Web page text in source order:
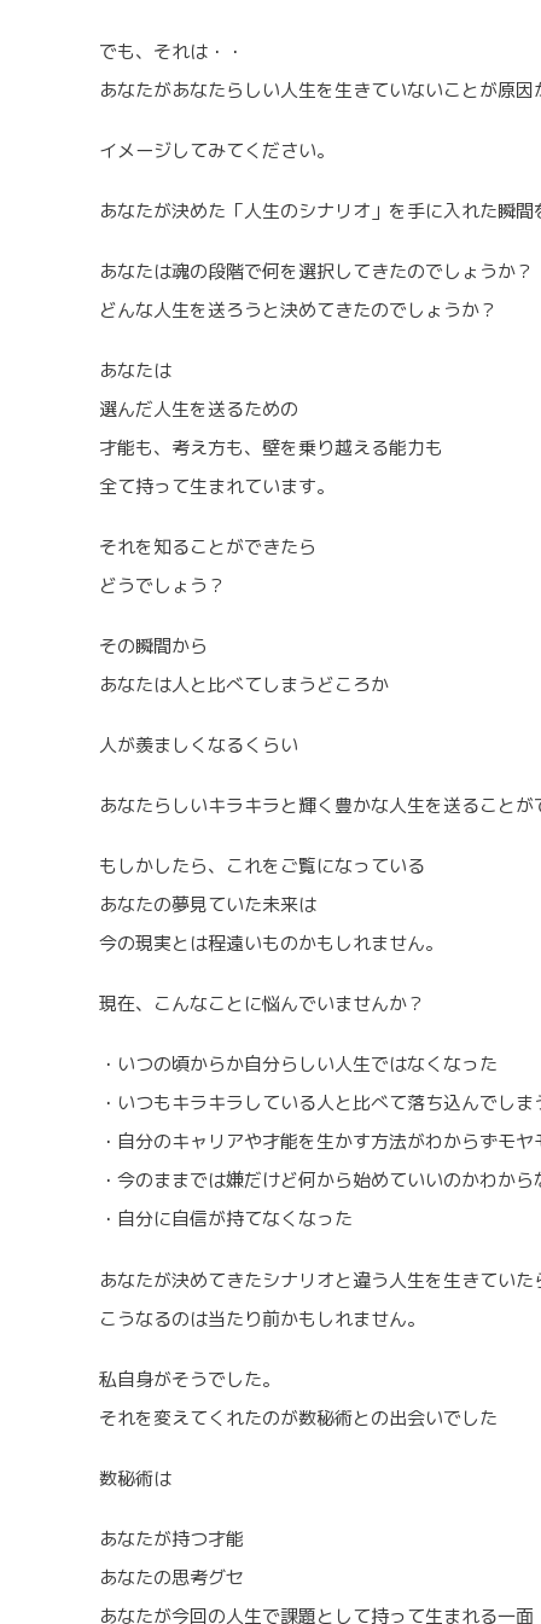
でも、それは・・
あなたがあなたらしい人生を生きていないことが原因
イメージしてみてください。
あなたが決めた「人生のシナリオ」を手に入れた瞬間
あなたは魂の段階で何を選択してきたのでしょうか？
どんな人生を送ろうと決めてきたのでしょうか？
あなたは
選んだ人生を送るための
才能も、考え方も、壁を乗り越える能力も
全て持って生まれています。
それを知ることができたら
どうでしょう？
その瞬間から
あなたは人と比べてしまうどころか
人が羨ましくなるくらい
あなたらしいキラキラと輝く豊かな人生を送ること
もしかしたら、これをご覧になっている
あなたの夢見ていた未来は
今の現実とは程遠いものかもしれません。
現在、こんなことに悩んでいませんか？
・いつの頃からか自分らしい人生ではなくなった
・いつもキラキラしている人と比べて落ち込んでしま
・自分のキャリアや才能を生かす方法がわからずモ
・今のままでは嫌だけど何から始めていいのかわから
・自分に自信が持てなくなった
あなたが決めてきたシナリオと違う人生を生きていた
こうなるのは当たり前かもしれません。
私自身がそうでした。
それを変えてくれたのが数秘術との出会いでした
数秘術は
あなたが持つ才能
あなたの思考グセ
あなたが今回の人生で課題として持って生まれる一面